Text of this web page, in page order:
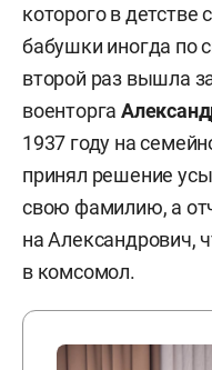
которого в детстве
бабушки иногда по
второй раз вышла
военторга
1937 году на
принял решение
свою фамилию, а
на Александрович,
в комсомол.